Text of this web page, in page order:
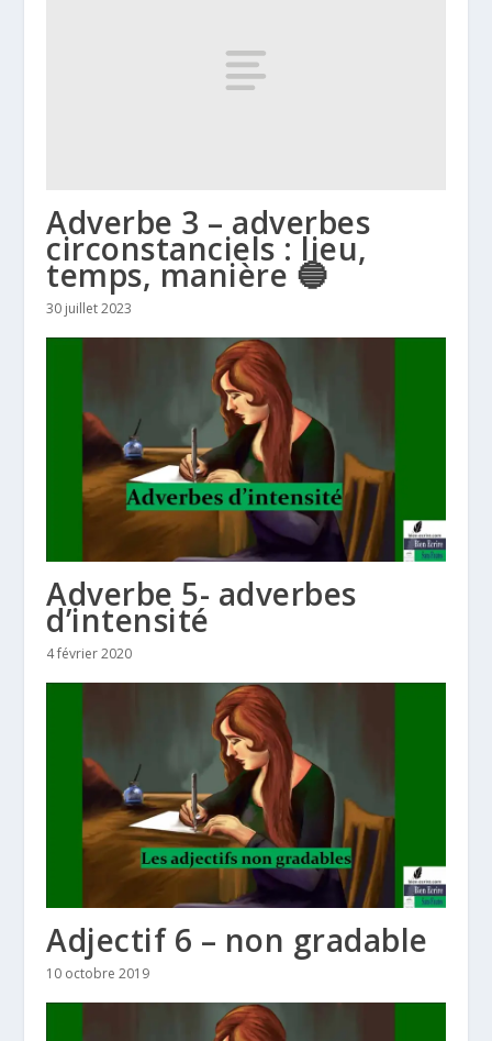
Adverbe 3 – adverbes
circonstanciels : lieu,
temps, manière 🔵
30 juillet 2023
Adverbe 5- adverbes
d’intensité
4 février 2020
Adjectif 6 – non gradable
10 octobre 2019